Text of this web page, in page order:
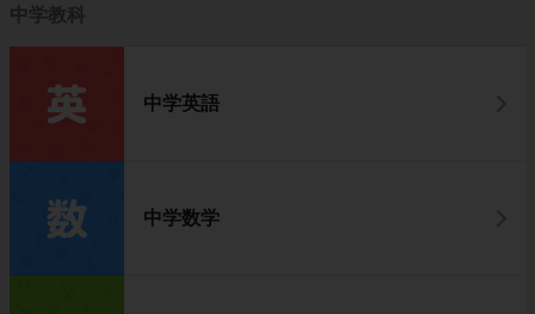
中学教科
中学英語
中学数学